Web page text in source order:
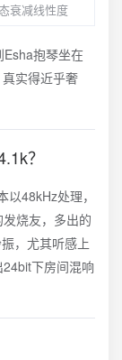
衰减线性度
Esha抱琴坐在
实得近乎奢
？
48kHz处理，
烧友，多出的
，尤其听感上
下房间混响